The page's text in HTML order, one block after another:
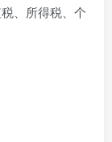
、所得税、个